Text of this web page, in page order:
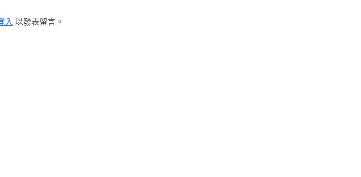
入 以發表留言。